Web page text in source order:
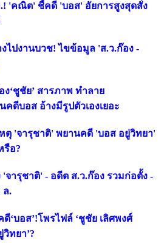
'คณิต' ชี้คดี 'บอส' อัยการสูงสุดสั่ง
ไปงานบวช! ไขข้อมูล 'ส.ว.ก๊อง -
‘ชูชัย’ สารภาพ ทำลาย
คดีบอส อ้างมีรูปตัวเองเยอะ
ตุ 'จารุชาติ' พยานคดี 'บอส อยู่วิทยา'
รือ?
'จารุชาติ' - อดีต ส.ว.ก๊อง รวมก่อตั้ง -
ล.
‘บอส’!โพรไฟล์ ‘ชูชัย เลิศพงศ์
วิทยา’?